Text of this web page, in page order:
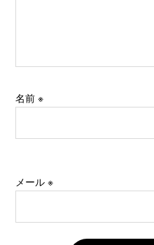
名前※
メール※